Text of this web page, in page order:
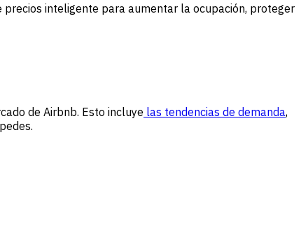
inteligente para aumentar la ocupación, proteger
de Airbnb. Esto incluye las tendencias de demanda,